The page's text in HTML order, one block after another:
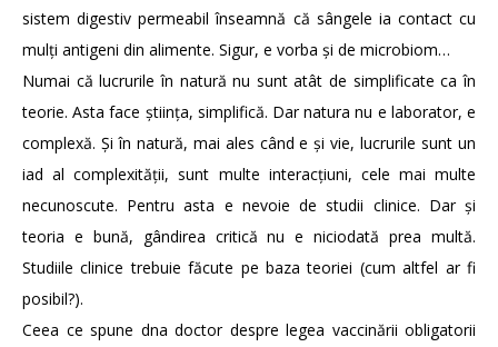
sistem digestiv permeabil înseamnă că sângele ia contact cu
mulți antigeni din alimente. Sigur, e vorba și de microbiom…
Numai că lucrurile în natură nu sunt atât de simplificate ca în
teorie. Asta face știința, simplifică. Dar natura nu e laborator, e
complexă. Și în natură, mai ales când e și vie, lucrurile sunt un
iad al complexității, sunt multe interacțiuni, cele mai multe
necunoscute. Pentru asta e nevoie de studii clinice. Dar și
teoria e bună, gândirea critică nu e niciodată prea multă.
Studiile clinice trebuie făcute pe baza teoriei (cum altfel ar fi
posibil?).
Ceea ce spune dna doctor despre legea vaccinării obligatorii